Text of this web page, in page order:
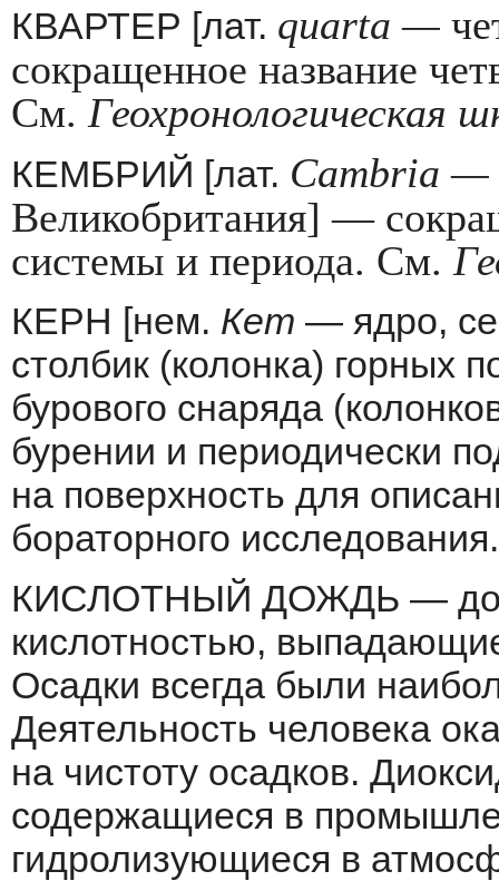
КВАРТЕР [лат. quarta —
сокращен­ное название
См. Геохронологическая
КЕМБРИЙ [лат. Cambria —
Великобрита­ния] —
системы и периода. См.
КЕРН [нем. Кет — ядро,
столбик (колонка) горных
бурового снаряда
бурении и периодически
на поверхность для
бораторного исследования.
КИСЛОТНЫЙ ДОЖДЬ —
кислотно­стью,
Осадки всегда были
Деятельность человека
на чистоту осадков.
содержащиеся в
гидролизую­щиеся в